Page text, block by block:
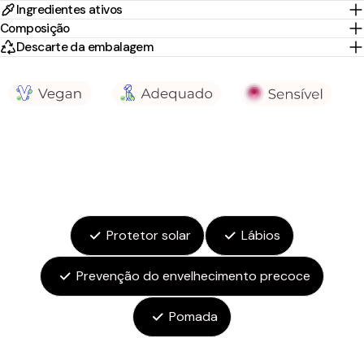
Ingredientes ativos
Composição
Descarte da embalagem
Protetor solar Lábios
Prevenção do envelhecimento precoce
Pomada